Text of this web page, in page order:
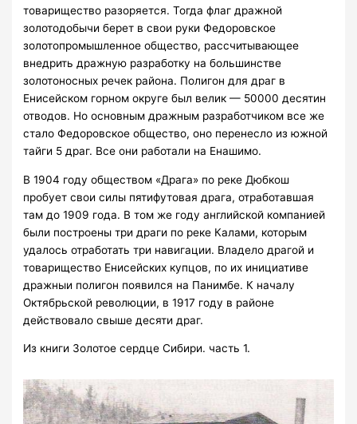
товарищество разоряется. Тогда флаг дражной
золотодобычи берет в свои руки Федоровское
золотопромышленное общество, рассчитывающее
внедрить дражную разработку на большинстве
золотоносных речек района. Полигон для драг в
Енисейском горном округе был велик — 50000 десятин
отводов. Но основным дражным разработчиком все же
стало Федоровское общество, оно перенесло из южной
тайги 5 драг. Все они работали на Енашимо.
В 1904 году обществом «Драга» по реке Дюбкош
пробует свои силы пятифутовая драга, отработавшая
там до 1909 года. В том же году английской компанией
были построены три драги по реке Калами, которым
удалось отработать три навигации. Владело драгой и
товарищество Енисейских купцов, по их инициативе
дражныи полигон появился на Панимбе. К началу
Октябрьской революции, в 1917 году в районе
действовало свыше десяти драг.
Из книги Золотое сердце Сибири. часть 1.